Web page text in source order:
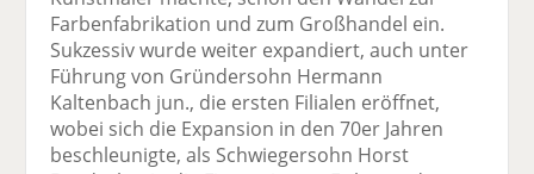
Farbenfabrikation und zum Großhandel ein.
Sukzessiv wurde weiter expandiert, auch unter
Führung von Gründersohn Hermann
Kaltenbach jun., die ersten Filialen eröffnet,
wobei sich die Expansion in den 70er Jahren
beschleunigte, als Schwiegersohn Horst